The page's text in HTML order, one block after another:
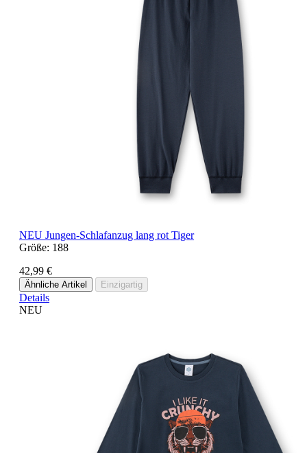
NEU Jungen-Schlafanzug lang rot Tiger
Größe: 188
42,99 €
Ähnliche Artikel Einzigartig
Details
NEU